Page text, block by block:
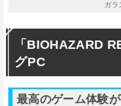
ガラ
「BIOHAZARD
グPC
最高のゲーム体験